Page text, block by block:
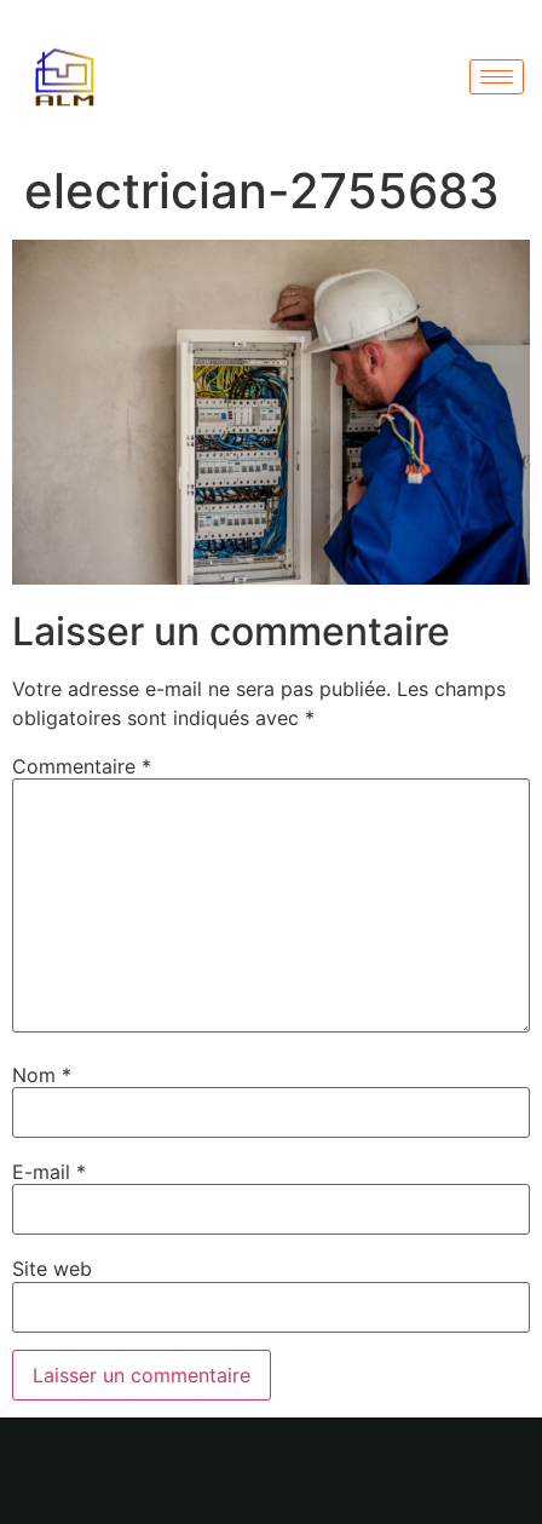
electrician-2755683
Laisser un commentaire
Votre adresse e-mail ne sera pas publiée. Les champs
obligatoires sont indiqués avec *
Commentaire *
Nom *
E-mail *
Site web